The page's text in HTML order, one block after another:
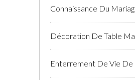
Connaissance Du
Décoration De Table
Enterrement De Vie De